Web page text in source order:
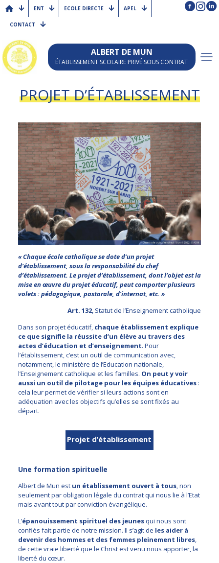
ENT ECOLE DIRECTE APEL
CONTACT
ALBERT DE MUN
ÉTABLISSEMENT SCOLAIRE PRIVÉ SOUS CONTRAT
PROJET D’ÉTABLISSEMENT
« Chaque école catholique se dote d’un projet
d’établissement, sous la responsabilité du chef
d’établissement. Le projet d’établissement, dont l’objet est la
mise en œuvre du projet éducatif, peut comporter plusieurs
volets : pédagogique, pastorale, d’internat, etc. »
Art. 132, Statut de l’Enseignement catholique
Dans son projet éducatif,chaque établissement explique
ce que signifie la réussite d’un élève au travers des
actes d’éducation et d’enseignement. Pour
l’établissement, c’est un outil de communication avec,
notamment, le ministère de l’Education nationale,
l’Enseignement catholique et les familles. On peut y voir
aussi un outil de pilotage pour les équipes éducatives:
cela leur permet de vérifier si leurs actions sont en
adéquation avec les objectifs qu’elles se sont fixés au
départ.
Projet d’établissement
Une formation spirituelle
Albert de Mun est un établissement ouvert à tous, non
seulement par obligation légale du contrat qui nous lie à l’Etat
mais avant tout par conviction évangélique.
L’épanouissement spirituel des jeunesqui nous sont
confiés fait partie de notre mission. Il s’agit de les aider à
devenir des hommes et des femmes pleinement libres,
de cette vraie liberté que le Christ est venu nous apporter, la
liberté du cœur.